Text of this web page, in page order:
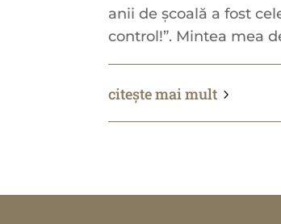
anii de școală a fost
control!”. Mintea mea
citește mai mult